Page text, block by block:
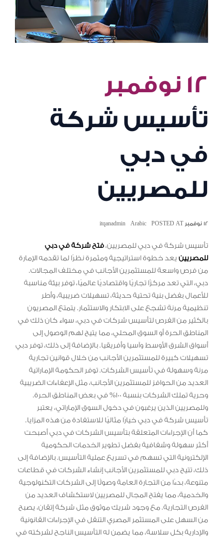
١٢ نوفمبر
تأسيس شركة
في دبي
للمصريين
١٢ نوفمبر POSTED AT Arabic
itqanadmin
تأسيس شركة في دبي للمصريين،فتح شركة في دبي
للمصريين يعد خطوة استراتيجية ومثمرة نظرًا لما تقدمه الإمارة
من فرص واسعة للمستثمرين الأجانب في مختلف المجالات.
دبي، التي تعد مركزًا تجاريًا واقتصاديًا عالميًا، توفر بيئة مناسبة
للأعمال بفضل بنية تحتية حديثة، تسهيلات ضريبية، وأطر
تنظيمية مرنة تشجع على الابتكار والاستثمار. يتمتع المصريون
بالكثير من الفرص لتأسيس شركات في دبي، سواء كان ذلك في
المناطق الحرة أو السوق المحلي، مما يتيح لهم الوصول إلى
أسواق الشرق الأوسط وآسيا وأفريقيا. بالإضافة إلى ذلك، توفر دبي
تسهيلات كبيرة للمستثمرين الأجانب من خلال قوانين تجارية
مرنة وسهولة في تأسيس الشركات. توفر الحكومة الإماراتية
العديد من الحوافز للمستثمرين الأجانب، مثل الإعفاءات الضريبية
وحرية تملك الشركات بنسبة 100% في بعض المناطق الحرة.
وللمصريين الذين يرغبون في دخول السوق الإماراتي، يعتبر
تأسيس شركة في دبي خيارًا مثاليًا للاستفادة من هذه المزايا.
كما أن الإجراءات المتعلقة بتأسيس الشركات في دبي أصبحت
أكثر سهولة وشفافية بفضل تطوير الخدمات الحكومية
الإلكترونية التي تسهم في تسريع عملية التأسيس. بالإضافة إلى
ذلك، تتيح دبي للمستثمرين الأجانب إنشاء الشركات في قطاعات
متنوعة، بدءًا من التجارة العامة وصولًا إلى الشركات التكنولوجية
والخدمية، مما يفتح المجال للمصريين لاستكشاف العديد من
الفرص التجارية. مع وجود شريك موثوق مثل شركة إتقان، يصبح
من السهل على المستثمر المصري التنقل في الإجراءات القانونية
والإدارية بكل سلاسة، مما يضمن له التأسيس الناجح لشركته في